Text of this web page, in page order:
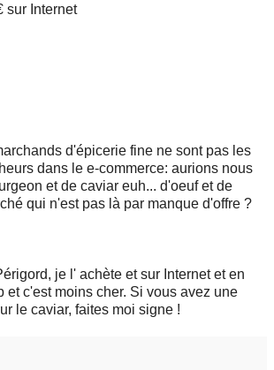
sur Internet
d'épicerie fine ne sont pas les
dans le e-commerce: aurions nous
et de caviar euh... d'oeuf et de
qui n'est pas là par manque d'offre ?
je l' achète et sur Internet et en
et c'est moins cher. Si vous avez une
le caviar, faites moi signe !